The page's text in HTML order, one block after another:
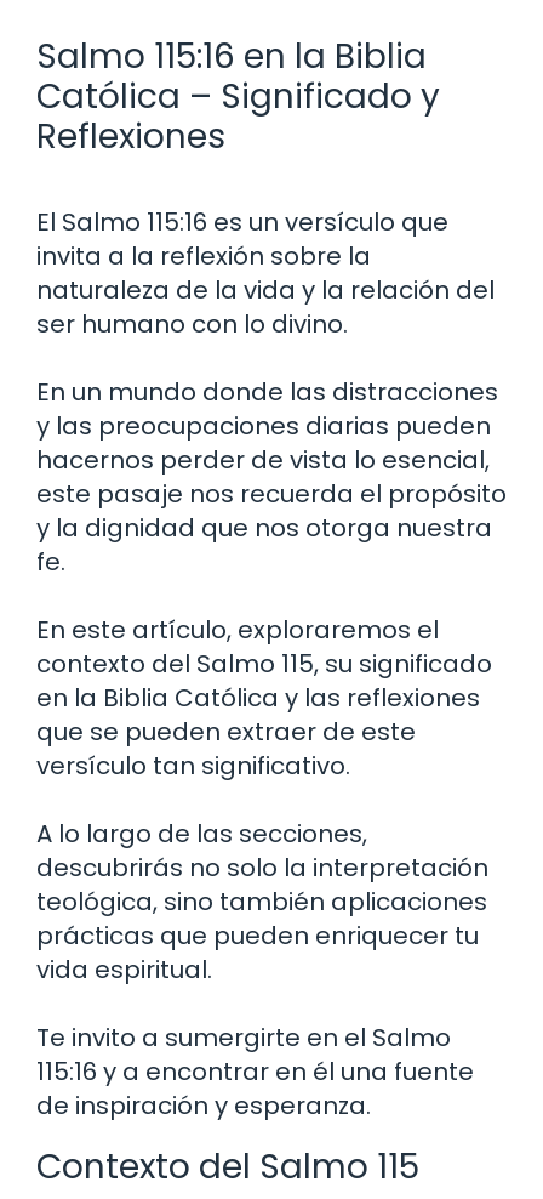
Salmo 115:16 en la Biblia
Católica – Significado y
Reflexiones
El Salmo 115:16 es un versículo que
invita a la reflexión sobre la
naturaleza de la vida y la relación del
ser humano con lo divino.
En un mundo donde las distracciones
y las preocupaciones diarias pueden
hacernos perder de vista lo esencial,
este pasaje nos recuerda el propósito
y la dignidad que nos otorga nuestra
fe.
En este artículo, exploraremos el
contexto del Salmo 115, su significado
en la Biblia Católica y las reflexiones
que se pueden extraer de este
versículo tan significativo.
A lo largo de las secciones,
descubrirás no solo la interpretación
teológica, sino también aplicaciones
prácticas que pueden enriquecer tu
vida espiritual.
Te invito a sumergirte en el Salmo
115:16 y a encontrar en él una fuente
de inspiración y esperanza.
Contexto del Salmo 115